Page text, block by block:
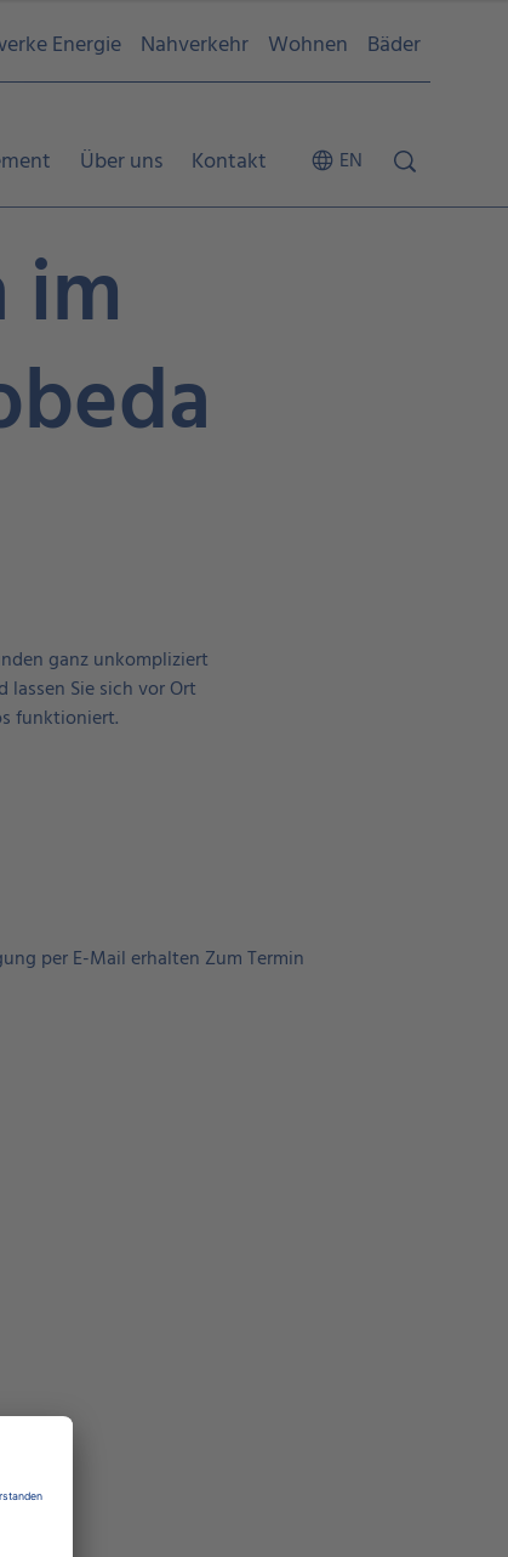
Energie Nahverkehr Wohnen Bäder
Über uns Kontakt EN
im
ganz unkompliziert
Sie sich vor Ort
funktioniert.
per E-Mail erhalten Zum Termin